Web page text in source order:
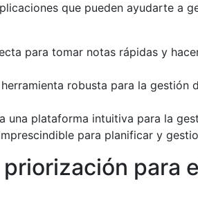
que pueden ayudarte a
para tomar notas rápidas y
herramienta robusta para la gestión
una plataforma intuitiva para la
para planificar y
para